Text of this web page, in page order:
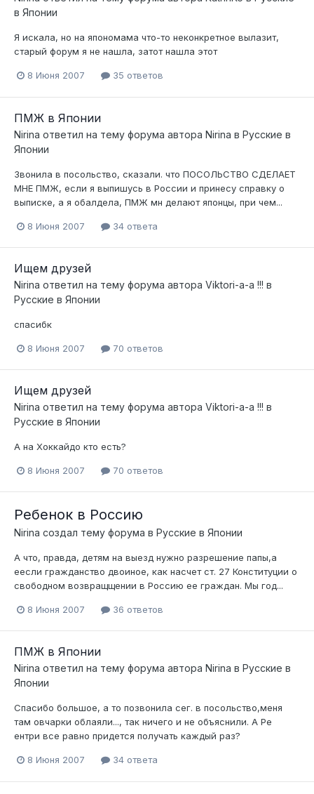
в Японии
Я искала, но на япономама что-то неконкретное вылазит,
старый форум я не нашла, затот нашла этот
8 Июня 2007 35 ответов
ПМЖ в Японии
Nirina ответил на тему форума автора Nirina в Русские в
Японии
Звонила в посольство, сказали. что ПОСОЛЬСТВО СДЕЛАЕТ
МНЕ ПМЖ, если я выпишусь в России и принесу справку о
выписке, а я обалдела, ПМЖ мн делают японцы, при чем...
8 Июня 2007 34 ответа
Ищем друзей
Nirina ответил на тему форума автора Viktori-a-a !!! в
Русские в Японии
спасибк
8 Июня 2007 70 ответов
Ищем друзей
Nirina ответил на тему форума автора Viktori-a-a !!! в
Русские в Японии
А на Хоккайдо кто есть?
8 Июня 2007 70 ответов
Ребенок в Россию
Nirina создал тему форума в Русские в Японии
А что, правда, детям на выезд нужно разрешение папы,а
еесли гражданство двоиное, как насчет ст. 27 Конституции о
свободном возвращщении в Россию ее граждан. Мы год...
8 Июня 2007 36 ответов
ПМЖ в Японии
Nirina ответил на тему форума автора Nirina в Русские в
Японии
Спасибо большое, а то позвонила сег. в посольство,меня
там овчарки облаяли..., так ничего и не объяснили. А Ре
ентри все равно придется получать каждый раз?
8 Июня 2007 34 ответа